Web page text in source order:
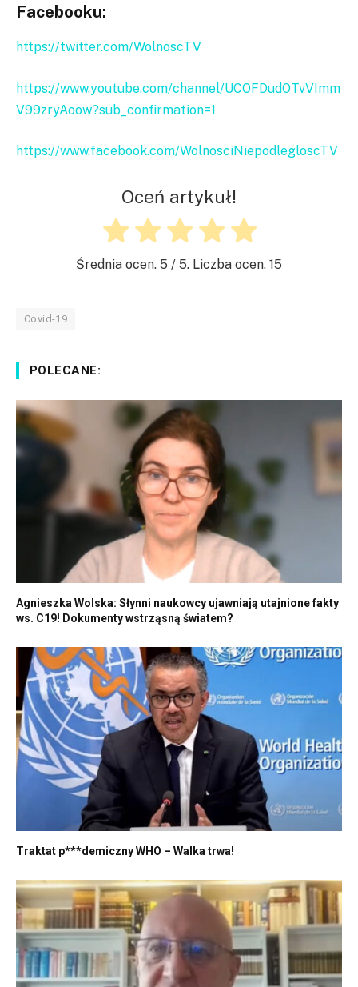
Facebooku:
https://twitter.com/WolnoscTV
https://www.youtube.com/channel/UCOFDudOTvVImm
V99zryAoow?sub_confirmation=1
https://www.facebook.com/WolnosciNiepodlegloscTV
Oceń artykuł!
Średnia ocen. 5 / 5. Liczba ocen. 15
Covid-19
POLECANE:
Agnieszka Wolska: Słynni naukowcy ujawniają utajnione fakty
ws. C19! Dokumenty wstrząsną światem?
Traktat p***demiczny WHO – Walka trwa!